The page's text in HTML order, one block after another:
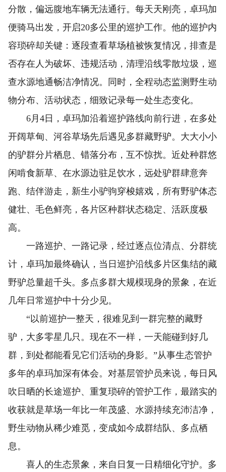
分散，偏远腹地车辆无法通行。每天天刚亮，卓玛加
便骑马出发，开启20多公里的巡护工作。他的巡护内
容琐碎却关键：逐段查看草场植被恢复情况，排查是
否存在人为破坏、违规活动，清理沿线零散垃圾，巡
查水源地通畅洁净情况。同时，全程动态监测野生动
物分布、活动状态，细致记录每一处生态变化。
6月4日，卓玛加沿着巡护路线向前行进，在多处
开阔草甸、河谷草场先后遇见多群藏野驴。大大小小
的驴群分片栖息、错落分布，互不惊扰。近处种群悠
闲啃食新草、在水源边驻足饮水，远处驴群肆意奔
跑、结伴游走，新生小驴驹穿梭嬉戏，所有野驴体态
健壮、毛色鲜亮，各片区种群状态稳定、活跃度极
高。
一路巡护、一路记录，经过逐点位清点、分群统
计，卓玛加最终确认，当日巡护沿线多片区集结的藏
野驴总量超千头。多点多群大规模现身的景象，在近
几年日常巡护中十分少见。
“以前巡护一整天，很难见到一群完整的藏野
驴，大多零星几只。现在不一样，一天能碰到好几
群，到处都能看见它们活动的身影。”从事生态管护
多年的卓玛加深有体会。对基层管护员来说，每日风
吹日晒的长途巡护、重复琐碎的管护工作，最踏实的
收获就是草场一年比一年茂盛、水源持续充沛洁净，
野生动物从稀少难觅，变成如今成群结队、多点栖
息。
喜人的生态景象，来自日复一日精细化守护。多